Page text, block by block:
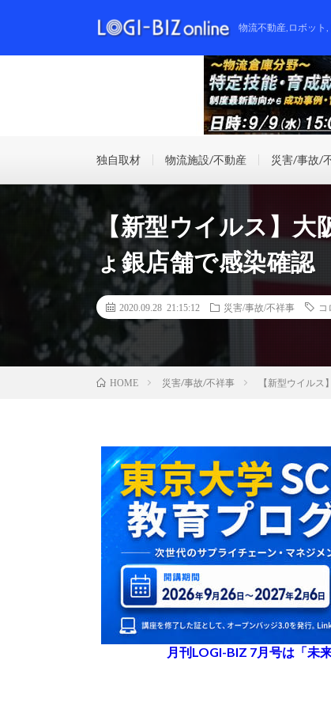
物流不動産,ロボット
独自取材 物流施設/不動産 災害/事故/
【新型ウイルス】大
ょ銀店舗で感染確認
2020.09.28 21:15:12 災害/事故/不祥事 コ
HOME 災害/事故/不祥事 【新型ウイル
月刊LOGI-BIZ 7月号は「未